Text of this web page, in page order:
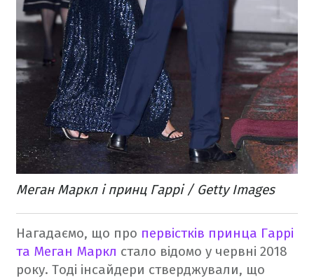
Меган Маркл і принц Гаррі / Getty Images
Нагадаємо, що про первістків принца Гаррі
та Меган Маркл стало відомо у червні 2018
року. Тоді інсайдери стверджували, що